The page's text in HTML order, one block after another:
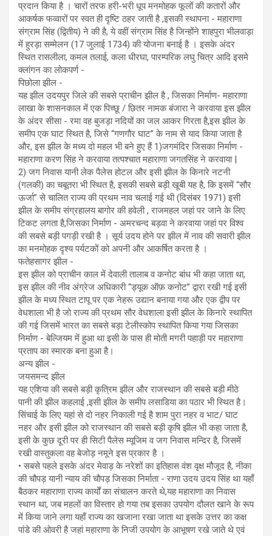
प्रदान किया है । चारों तरफ हरी-भरी धूप मनमोहक फूलों की कतारों और
आकर्षक फव्वारों पर स्वत ही दृष्टि ठहर जाती है ,इसकी स्थापना - महाराणा
संग्राम सिंह‌ (द्वितीय) ने की है, ये वहीं संग्राम सिंह है जिन्होंने शाहपुरा भीलवाड़ा
में हुरड़ा सम्मेलन (17 जुलाई 1734) की योजना बनाई है । इसके अंदर
स्थित रासलीला, कमल तलाई, कला धीरघा, पारम्परिक लघु चित्र आदि इसमे
क्लांगन का लोकपर्ण -
पिछोला झील -
यह झील उदयपुर जिले की सबसे प्राचीन झील है , जिसका निर्माण- महाराणा
लाखा के शासनकाल में एक पिच्छू / छितर नामक बंजारा ने करवाया इस झील
के अंदर सीसा - रमा वह बुजड़ा नदियों का जल आकर गिरता है,इस झील के
समीप एक घाट स्थित है, जिसे “गणगौर घाट” के नाम से याद किया जाता है
और, इस झील के मध्य दो महल भी बने हुए हैं 1)जगमंदिर जिसका निर्माण -
महाराणा करण सिंह ने करवाया तत्पश्चात महाराणा जगतसिंह ने करवाया |
2) जग निवास यानी लेक पैलेस होटल और इसी झील के किनारे नटनी
(गलकी) का चबूतरा भी स्थित है, इसकी सबसे बड़ी खूबी यह है, कि इसमें “सौर
ऊर्जा” से चालित राज्य की प्रथम नाव चलाई गई थी (दिसंबर 1971) इसी
झील के समीप संग्रहालय बागोर की हवेली , राजमहल जहां पर जाने के लिए
टिकट लगता है,जिसका निर्माण - अमरचन्द बड़वा ने करवाया जहां पर विश्व
की सबसे बड़ी पगड़ी रखी है । सूर्य उदय होने पर झील में नाव की सवारी झील
का मनमोहक दृश्य पर्यटकों को अपनी और आकर्षित करता है ।
फतेहसागर झील -
इस झील को प्राचीन काल में देवाली तालाब व कनोट बांध भी कहा जाता था,
इस झील की नीव अंग्रेज अधिकारी “ड्यूक ऑफ़ कनोट” द्वारा रखी गई इसी
झील के मध्य स्थित टापू पर एक नेहरू उद्यान बनाया गया और एक द्वीप पर
वेधशाला भी है जो राज्य की प्रथम सौर वेधशाला इसी झील के किनारे स्थापित
की गई जिसमें भारत का सबसे बड़ा टेलीस्कोप स्थापित किया गया जिसका
निर्माण - बेल्जियम में हुआ था इसी के पास ही मोती मगरी पहाड़ी पर महाराणा
प्रताप का स्मारक बना हुआ है।
अन्य झील -
जयसमन्द झील
यह एशिया की सबसे बड़ी कृत्रिम झील और राजस्थान की सबसे बड़ी मीठे
पानी की झील कहलाई ,इसी झील के समीप लसाडिया का पठार भी स्थित है।
सिंचाई के लिए यहां से दो नहर निकाली गई है शाम पुरा नहर व भाट/ घाट
नहर और इसी झील को राजस्थान की सबसे बड़ी कृषि झील भी कहा जाता है,
इसी के कुछ दूरी पर ही सिटी पैलेस म्यूजिम व जग निवास मन्दिर है, जिसमें
रखी वास्तुकला वह बेजोड़ नमूने इस प्रकार है ।
• सबसे पहले इसके अंदर मेवाड़ के नरेशों का इतिहास वंश वृक्ष मौजूद है, नीका
की चौपड़ यानी न्याय की चौपड़ जिसका निर्माता - राणा उदय उदय सिंह था यहाँ
बैठकर महाराणा राज्य कार्यों का संचालन करते थे,यह महाराणा का निवास
स्थान था, जब महलों का विस्तार हो गया तब इसका उपयोग दौलत खाने के रूप
में किया जाने लगा यहाँ राज्य का खजाना रखा जाता था इसके उत्तर का कक्ष
पांडे की ओवरी है जहां महाराणा के निजी उपयोग के आभूषण रखे जाते थे एवं